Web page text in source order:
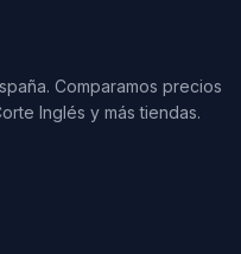
Comparamos precios
Inglés y más tiendas.